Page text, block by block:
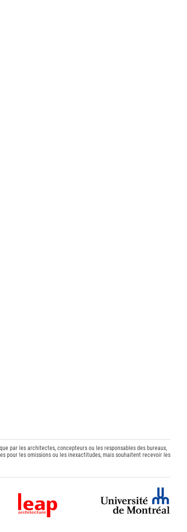
par les architectes, concepteurs ou les responsables des bureaux,
pour les omissions ou les inexactitudes, mais souhaitent recevoir les